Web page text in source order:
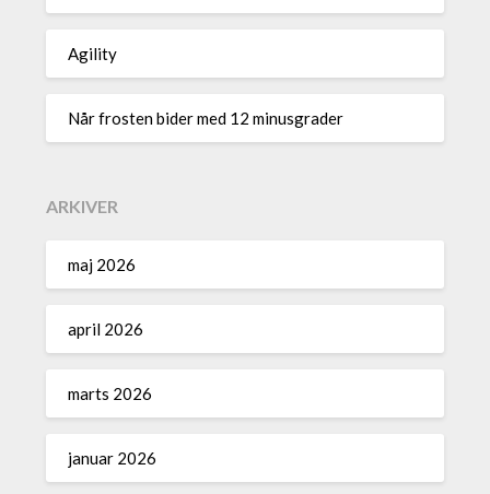
Agility
Når frosten bider med 12 minusgrader
ARKIVER
maj 2026
april 2026
marts 2026
januar 2026